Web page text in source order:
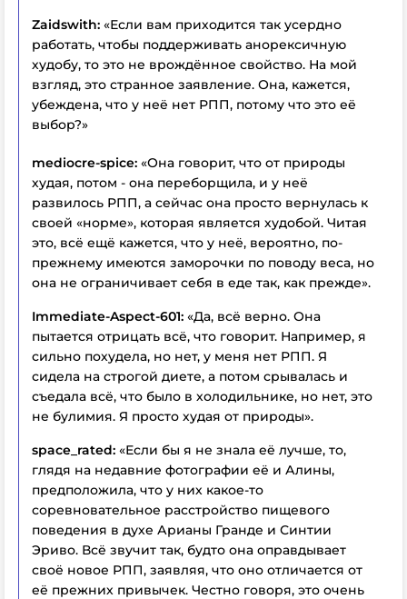
Zaidswith: «Если вам приходится так усердно
работать, чтобы поддерживать анорексичную
худобу, то это не врождённое свойство. На мой
взгляд, это странное заявление. Она, кажется,
убеждена, что у неё нет РПП, потому что это её
выбор?»
mediocre-spice: «Она говорит, что от природы
худая, потом - она переборщила, и у неё
развилось РПП, а сейчас она просто вернулась к
своей «норме», которая является худобой. Читая
это, всё ещё кажется, что у неё, вероятно, по-
прежнему имеются заморочки по поводу веса, но
она не ограничивает себя в еде так, как прежде».
Immediate-Aspect-601: «Да, всё верно. Она
пытается отрицать всё, что говорит. Например, я
сильно похудела, но нет, у меня нет РПП. Я
сидела на строгой диете, а потом срывалась и
съедала всё, что было в холодильнике, но нет, это
не булимия. Я просто худая от природы».
space_rated: «Если бы я не знала её лучше, то,
глядя на недавние фотографии её и Алины,
предположила, что у них какое-то
соревновательное расстройство пищевого
поведения в духе Арианы Гранде и Синтии
Эриво. Всё звучит так, будто она оправдывает
своё новое РПП, заявляя, что оно отличается от
её прежних привычек. Честно говоря, это очень